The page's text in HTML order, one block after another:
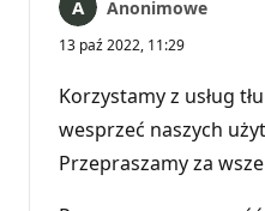
Anonimowe
13 paź 2022, 11:29
Korzystamy z usług
wesprzeć naszych
Przepraszamy za